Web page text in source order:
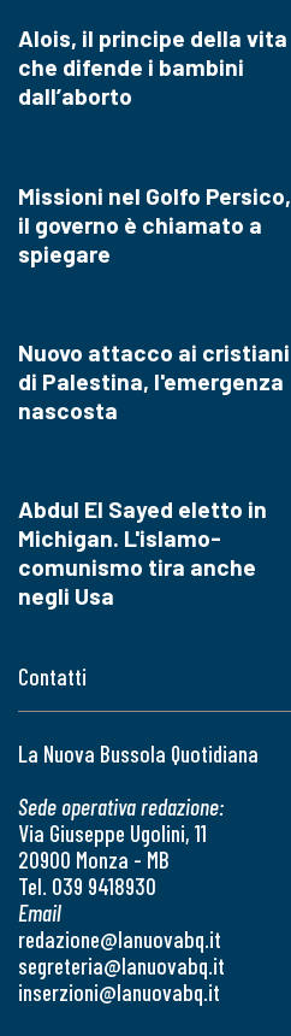
Contatti
La Nuova Bussola Quotidiana
Sede operativa redazione:
Via Giuseppe Ugolini, 11
20900 Monza - MB
Tel. 039 9418930
Email
redazione@lanuovabq.it
segreteria@lanuovabq.it
inserzioni@lanuovabq.it
Alois, il principe della vita
che difende i bambini
dall’aborto
Missioni nel Golfo Persico,
il governo è chiamato a
spiegare
Nuovo attacco ai cristiani
di Palestina, l'emergenza
nascosta
Abdul El Sayed eletto in
Michigan. L'islamo-
comunismo tira anche
negli Usa